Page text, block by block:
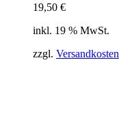
19,50 €
inkl. 19 % MwSt.
zzgl. Versandkosten